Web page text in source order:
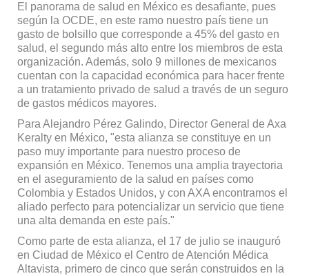
El panorama de salud en México es desafiante, pues
según la OCDE, en este ramo nuestro país tiene un
gasto de bolsillo que corresponde a 45% del gasto en
salud, el segundo más alto entre los miembros de esta
organización. Además, solo 9 millones de mexicanos
cuentan con la capacidad económica para hacer frente
a un tratamiento privado de salud a través de un seguro
de gastos médicos mayores.
Para Alejandro Pérez Galindo, Director General de Axa
Keralty en México, "esta alianza se constituye en un
paso muy importante para nuestro proceso de
expansión en México. Tenemos una amplia trayectoria
en el aseguramiento de la salud en países como
Colombia y Estados Unidos, y con AXA encontramos el
aliado perfecto para potencializar un servicio que tiene
una alta demanda en este país."
Como parte de esta alianza, el 17 de julio se inauguró
en Ciudad de México el Centro de Atención Médica
Altavista, primero de cinco que serán construidos en la